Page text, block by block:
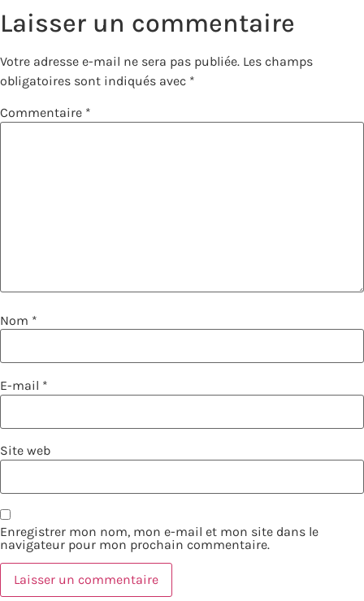
Laisser un commentaire
Votre adresse e-mail ne sera pas publiée. Les champs
obligatoires sont indiqués avec *
Commentaire *
Nom *
E-mail *
Site web
Enregistrer mon nom, mon e-mail et mon site dans le
navigateur pour mon prochain commentaire.